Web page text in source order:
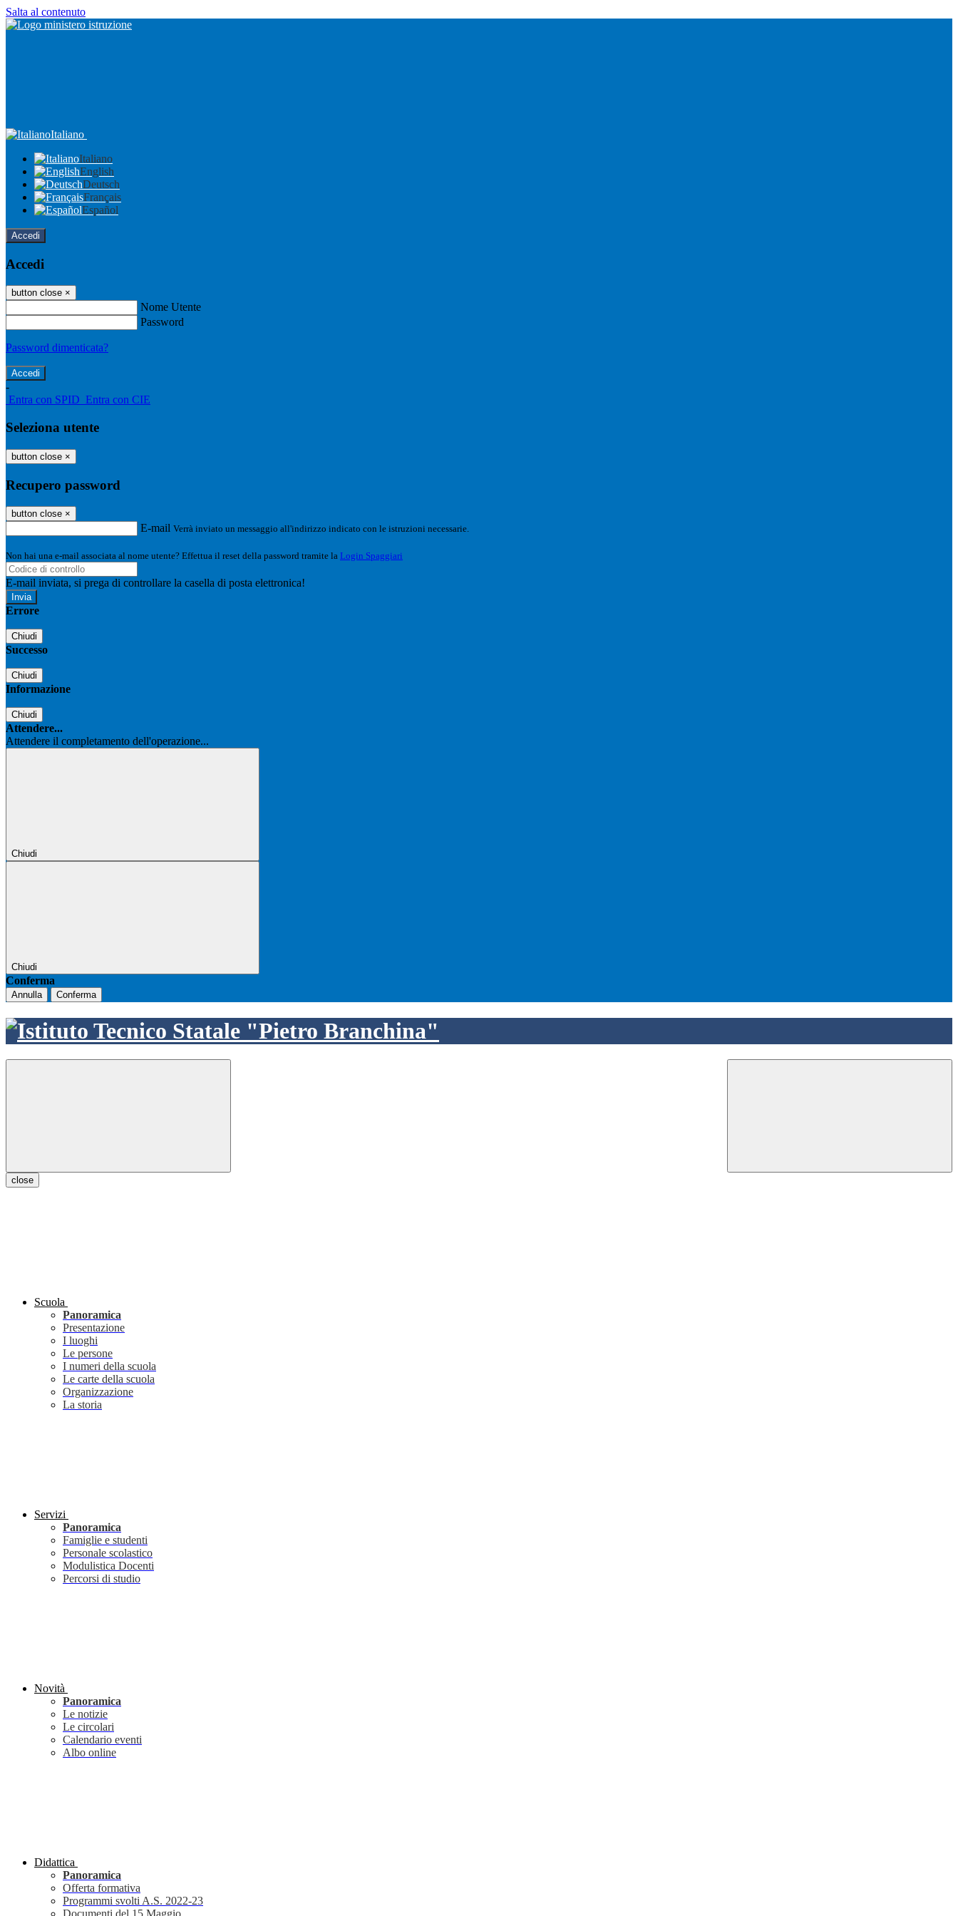
Salta al contenuto
Italiano
Italiano
English
Deutsch
Français
Español
Accedi
Accedi
button close ×
Nome Utente
Password
Password dimenticata?
-
Entra con SPID Entra con CIE
Seleziona utente
button close ×
Recupero password
button close ×
E-mail Verrà inviato un messaggio all'indirizzo indicato con le istruzioni necessarie.
Non hai una e-mail associata al nome utente? Effettua il reset della password tramite la Login Spaggiari
E-mail inviata, si prega di controllare la casella di posta elettronica!
Errore
Chiudi
Successo
Chiudi
Informazione
Chiudi
Attendere...
Attendere il completamento dell'operazione...
Chiudi
Chiudi
Conferma
Annulla Conferma
close
Scuola
Panoramica
Presentazione
I luoghi
Le persone
I numeri della scuola
Le carte della scuola
Organizzazione
La storia
Servizi
Panoramica
Famiglie e studenti
Personale scolastico
Modulistica Docenti
Percorsi di studio
Novità
Panoramica
Le notizie
Le circolari
Calendario eventi
Albo online
Didattica
Panoramica
Offerta formativa
Programmi svolti A.S. 2022-23